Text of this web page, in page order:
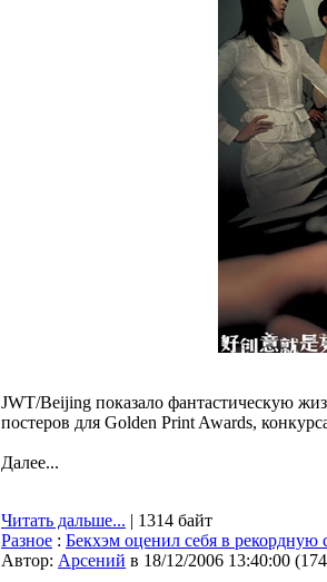
JWT/Beijing показало фантастическую
постеров для Golden Print Awards,
Далее...
Читать дальше... | 1314 байт
Разное : Бекхэм оценил себя в рекордную
Автор: Арсений в 18/12/2006 13:40:00 (